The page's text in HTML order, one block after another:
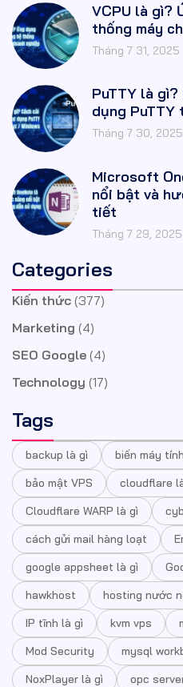
VCPU là gì?
thống máy
Tháng 7 31, 2025
PuTTY là
dụng
Tháng 7 30, 2025
Microsoft
nổi bật và
tiết
Tháng 7 29, 2025
Categories
Kiến thức (377)
Marketing (4)
SEO Google (4)
Technology (17)
Tags
backup là gì
biến máy
bảo mật VPS
cloudflare
Cloudflare WARP là gì
cách gửi mail hàng loạt
google appsheet là gì
hawkhost
hosting nước
IP tĩnh là gì
kvm vps
Mod Security
mysql
NoxPlayer là gì
opc